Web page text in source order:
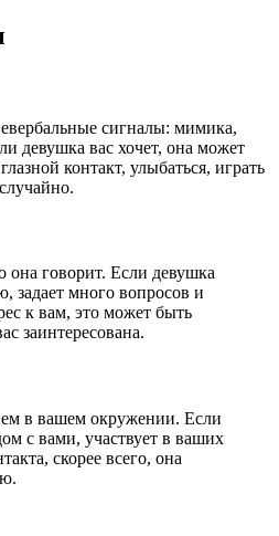
сигналы: мимика,
девушка вас хочет, она может
контакт, улыбаться, играть
она говорит. Если девушка
задает много вопросов и
к вам, это может быть
заинтересована.
в вашем окружении. Если
с вами, участвует в ваших
скорее всего, она